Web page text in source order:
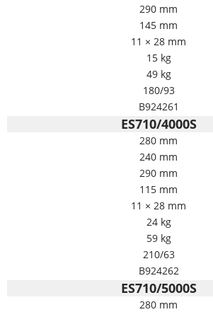
290 mm
145 mm
11 × 28 mm
15 kg
49 kg
180/93
B924261
ES710/4000S
280 mm
240 mm
290 mm
115 mm
11 × 28 mm
24 kg
59 kg
210/63
B924262
ES710/5000S
280 mm